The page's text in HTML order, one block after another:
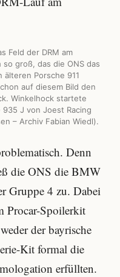
Feld der DRM am
groß, das die ONS das
älteren Porsche 911
auf diesem Bild den
Winkelhock startete
J von Joest Racing
– Archiv Fabian Wiedl).
Denn
die ONS die BMW
Gruppe 4 zu. Dabei
Procar-Spoilerkit
der bayrische
Kit formal die
erfüllten.